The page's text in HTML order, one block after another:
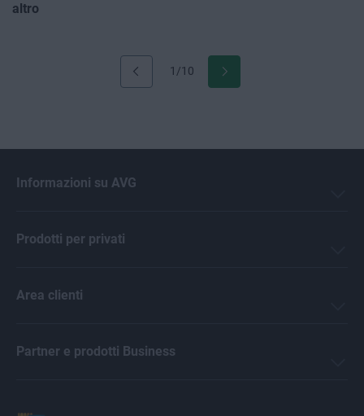
1/10
altro
Informazioni su AVG
Prodotti per privati
Area clienti
Partner e prodotti Business